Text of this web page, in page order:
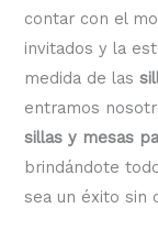
contar con el
invitados y la
medida de las
entramos
sillas y mesas
brindándote
sea un éxito sin